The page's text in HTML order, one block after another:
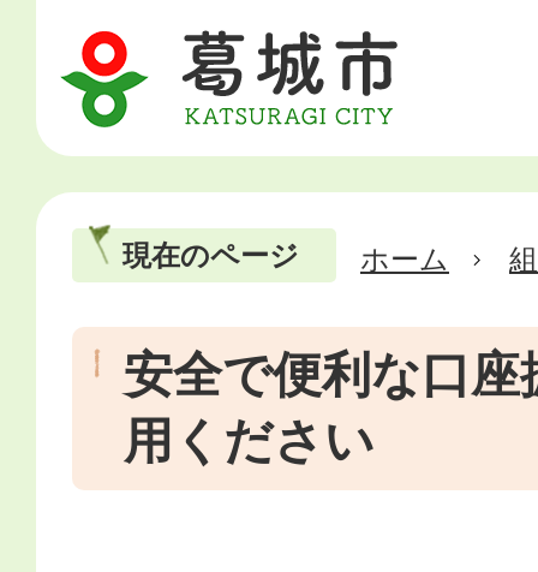
現在のページ ホーム
安全で便利な口座
用ください